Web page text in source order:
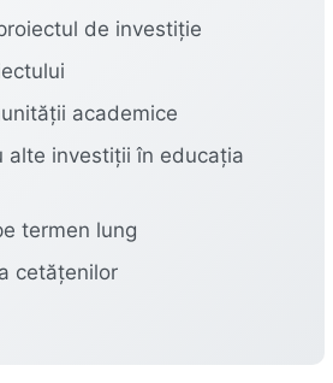
de investiție
academice
alte investiții în educația
termen lung
cetățenilor